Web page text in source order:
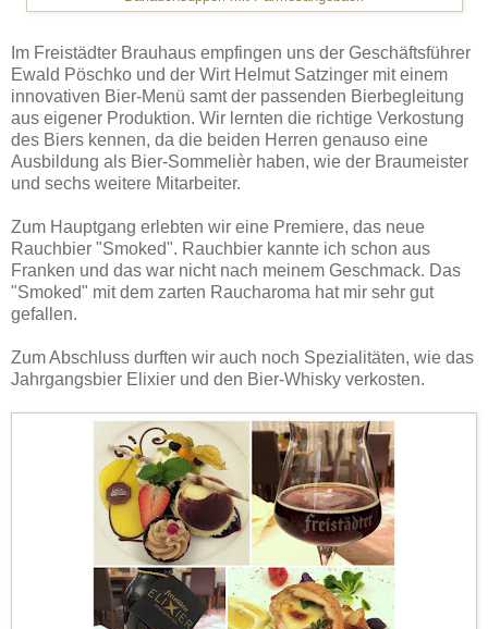
Im Freistädter Brauhaus empfingen uns der Geschäftsführer
Ewald Pöschko und der Wirt Helmut Satzinger mit einem
innovativen Bier-Menü samt der passenden Bierbegleitung
aus eigener Produktion. Wir lernten die richtige Verkostung
des Biers kennen, da die beiden Herren genauso eine
Ausbildung als Bier-Sommelièr haben, wie der Braumeister
und sechs weitere Mitarbeiter.
Zum Hauptgang erlebten wir eine Premiere, das neue
Rauchbier "Smoked". Rauchbier kannte ich schon aus
Franken und das war nicht nach meinem Geschmack. Das
"Smoked" mit dem zarten Raucharoma hat mir sehr gut
gefallen.
Zum Abschluss durften wir auch noch Spezialitäten, wie das
Jahrgangsbier Elixier und den Bier-Whisky verkosten.